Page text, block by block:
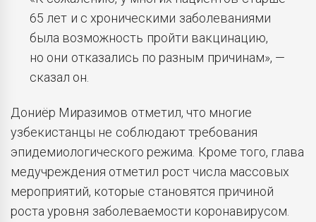
65 лет и с хроническими заболеваниями
была возможность пройти вакцинацию,
но они отказались по разным причинам», —
сказал он.
Дониёр Миразимов отметил, что многие
узбекистанцы не соблюдают требования
эпидемиологического режима. Кроме того, глава
медучреждения отметил рост числа массовых
мероприятий, которые становятся причиной
роста уровня заболеваемости коронавирусом.